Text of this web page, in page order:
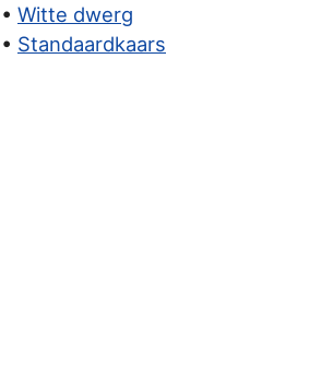
• Witte dwerg
• Standaardkaars